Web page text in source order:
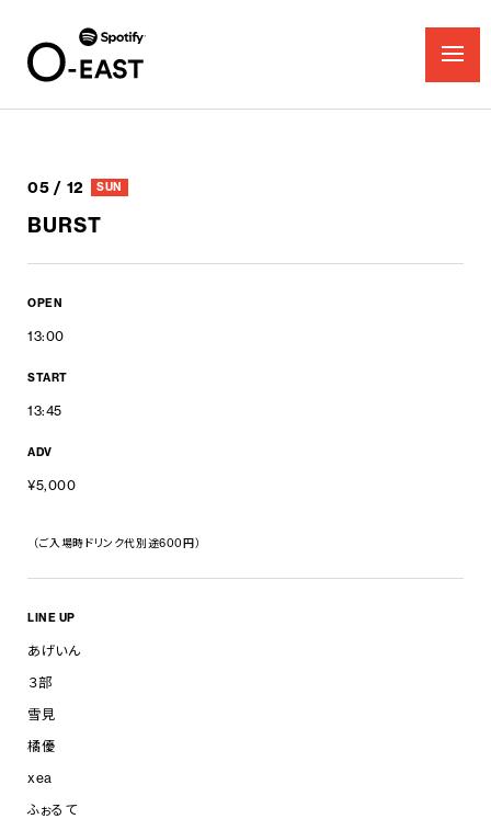
05 / 12 SUN
BURST
OPEN
13:00
START
13:45
ADV
¥5,000
（ご入場時ドリンク代別途600円）
LINE UP
あげいん
３部
雪見
橘優
xea
ふぉるて